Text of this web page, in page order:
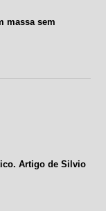
massa sem
Artigo de Silvio